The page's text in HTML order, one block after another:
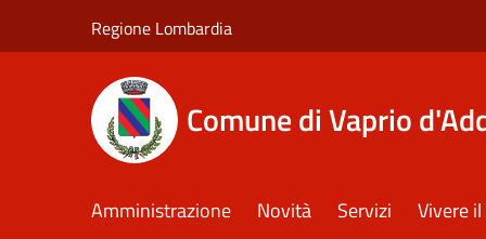
Regione Lombardia
Comune di Vaprio
Amministrazione Novità Servizi Vivere